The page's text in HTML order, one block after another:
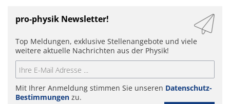
pro-physik Newsletter!
Top Meldungen, exklusive Stellenangebote und viele
weitere aktuelle Nachrichten aus der Physik!
Mit Ihrer Anmeldung stimmen Sie unseren Datenschutz-
Bestimmungen zu.